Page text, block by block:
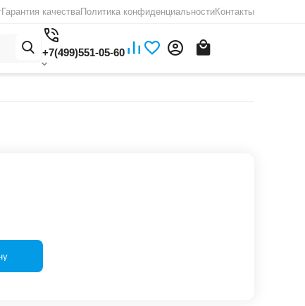
Гарантия качестваПолитика конфиденциальностиКонтакты
+7(499)551-05-60